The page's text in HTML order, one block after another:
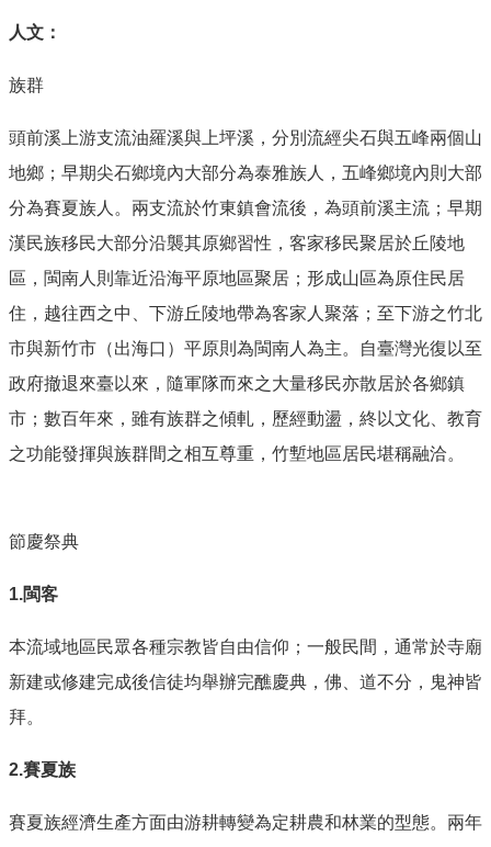
人文：
族群
頭前溪上游支流油羅溪與上坪溪，分別流經尖石與五峰兩個山
地鄉；早期尖石鄉境內大部分為泰雅族人，五峰鄉境內則大部
分為賽夏族人。兩支流於竹東鎮會流後，為頭前溪主流；早期
漢民族移民大部分沿襲其原鄉習性，客家移民聚居於丘陵地
區，閩南人則靠近沿海平原地區聚居；形成山區為原住民居
住，越往西之中、下游丘陵地帶為客家人聚落；至下游之竹北
市與新竹市（出海口）平原則為閩南人為主。自臺灣光復以至
政府撤退來臺以來，隨軍隊而來之大量移民亦散居於各鄉鎮
市；數百年來，雖有族群之傾軋，歷經動盪，終以文化、教育
之功能發揮與族群間之相互尊重，竹塹地區居民堪稱融洽。
節慶祭典
1.閩客
本流域地區民眾各種宗教皆自由信仰；一般民間，通常於寺廟
新建或修建完成後信徒均舉辦完醮慶典，佛、道不分，鬼神皆
拜。
2.賽夏族
賽夏族經濟生產方面由游耕轉變為定耕農和林業的型態。兩年